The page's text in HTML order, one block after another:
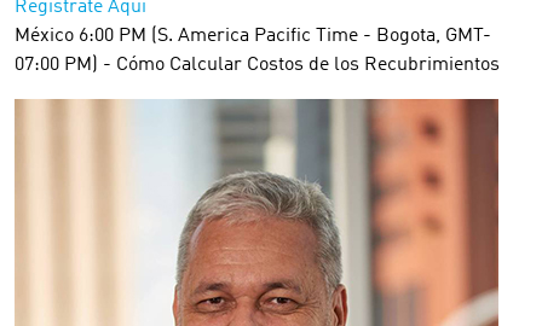
Registrate Aquí
México 6:00 PM (S. America Pacific Time - Bogota, GMT-
07:00 PM) - Cómo Calcular Costos de los Recubrimientos